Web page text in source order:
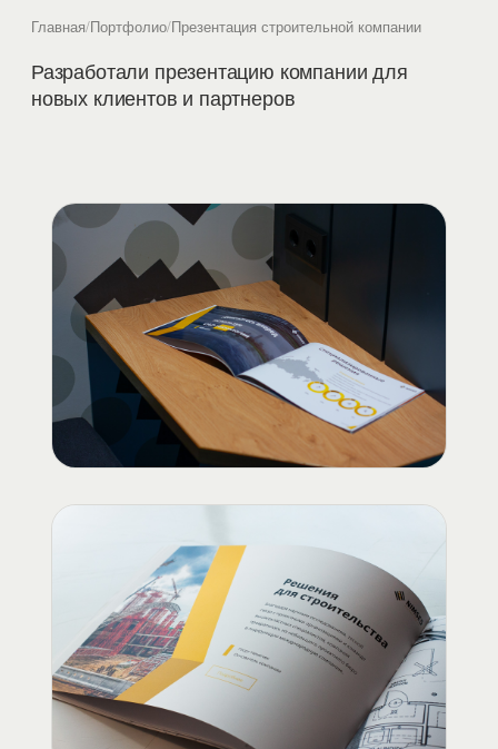
Главная/Портфолио/Презентация строительной компании
Разработали презентацию компании для
новых клиентов и партнеров